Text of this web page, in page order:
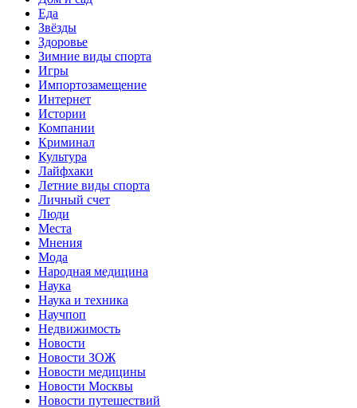
Еда
Звёзды
Здоровье
Зимние виды спорта
Игры
Импортозамещение
Интернет
Истории
Компании
Криминал
Культура
Лайфхаки
Летние виды спорта
Личный счет
Люди
Места
Мнения
Мода
Народная медицина
Наука
Наука и техника
Научпоп
Недвижимость
Новости
Новости ЗОЖ
Новости медицины
Новости Москвы
Новости путешествий